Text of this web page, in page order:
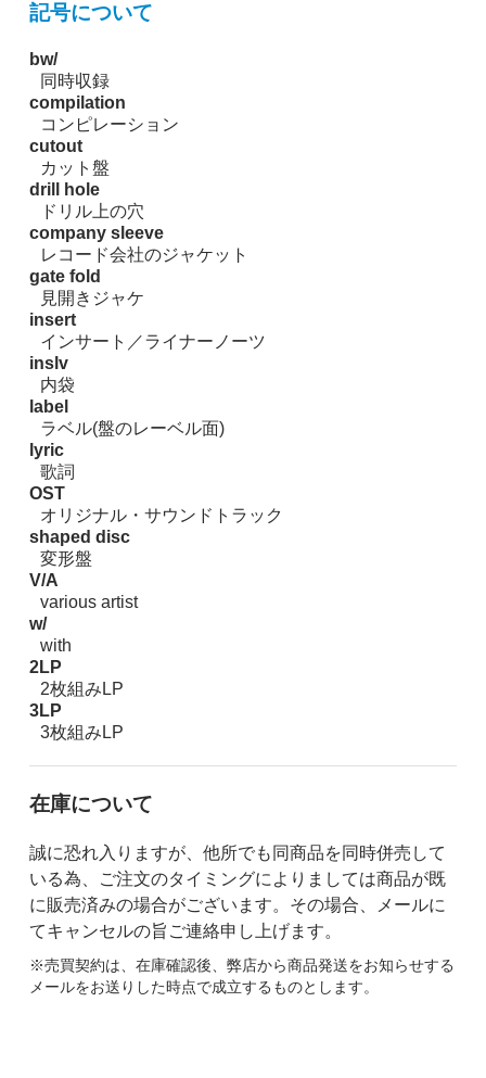
記号について
bw/
同時収録
compilation
コンピレーション
cutout
カット盤
drill hole
ドリル上の穴
company sleeve
レコード会社のジャケット
gate fold
見開きジャケ
insert
インサート／ライナーノーツ
inslv
内袋
label
ラベル(盤のレーベル面)
lyric
歌詞
OST
オリジナル・サウンドトラック
shaped disc
変形盤
V/A
various artist
w/
with
2LP
2枚組みLP
3LP
3枚組みLP
在庫について
誠に恐れ入りますが、他所でも同商品を同時併売して
いる為、ご注文のタイミングによりましては商品が既
に販売済みの場合がございます。その場合、メールに
てキャンセルの旨ご連絡申し上げます。
※売買契約は、在庫確認後、弊店から商品発送をお知らせする
メールをお送りした時点で成立するものとします。